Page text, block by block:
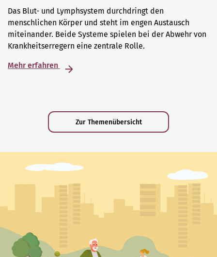
Das Blut- und Lymphsystem durchdringt den
menschlichen Körper und steht im engen Austausch
miteinander. Beide Systeme spielen bei der Abwehr von
Krankheitserregern eine zentrale Rolle.
Mehr erfahren
Zur Themenübersicht